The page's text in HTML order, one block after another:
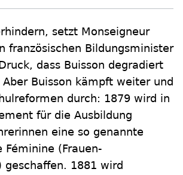
setzt Monseigneur
französischen Bildungsminister
dass Buisson degradiert
Buisson kämpft weiter und
durch: 1879 wird in
für die Ausbildung
eine so genannte
Féminine (Frauen-
geschaffen. 1881 wird